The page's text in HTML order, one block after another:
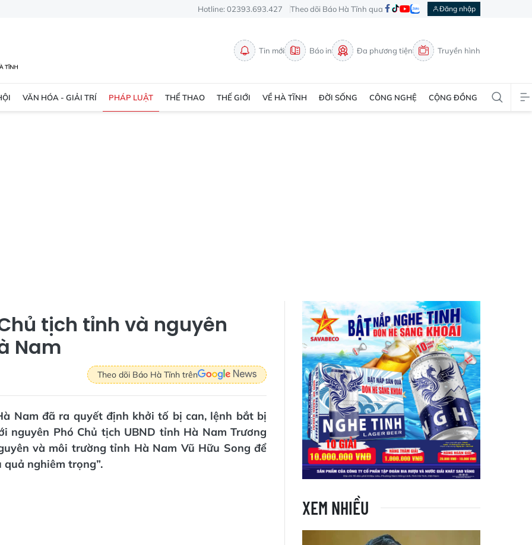
Hotline: 02393.693.427 Theo dõi Báo Hà Tĩnh qua Đăng nhập
Tin mới Báo in Đa phương tiện Truyền hình
VĂN HÓA - GIẢI TRÍ PHÁP LUẬT THỂ THAO THẾ GIỚI VỀ HÀ TĨNH ĐỜI SỐNG CÔNG NGHỆ CỘNG ĐỒNG
tịch tỉnh và nguyên
Nam
Theo dõi Báo Hà Tĩnh trên
Nam đã ra quyết định khởi tố bị can, lệnh bắt bị
nguyên Phó Chủ tịch UBND tỉnh Hà Nam Trương
và môi trường tỉnh Hà Nam Vũ Hữu Song để
nghiêm trọng”.
XEM NHIỀU